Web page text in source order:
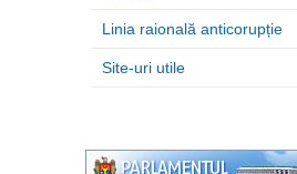
Linia raională anticorupție
Site-uri utile